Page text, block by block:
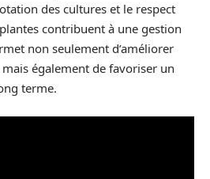
des cultures et le respect
contribuent à une gestion
non seulement d’améliorer
mais également de favoriser un
terme.